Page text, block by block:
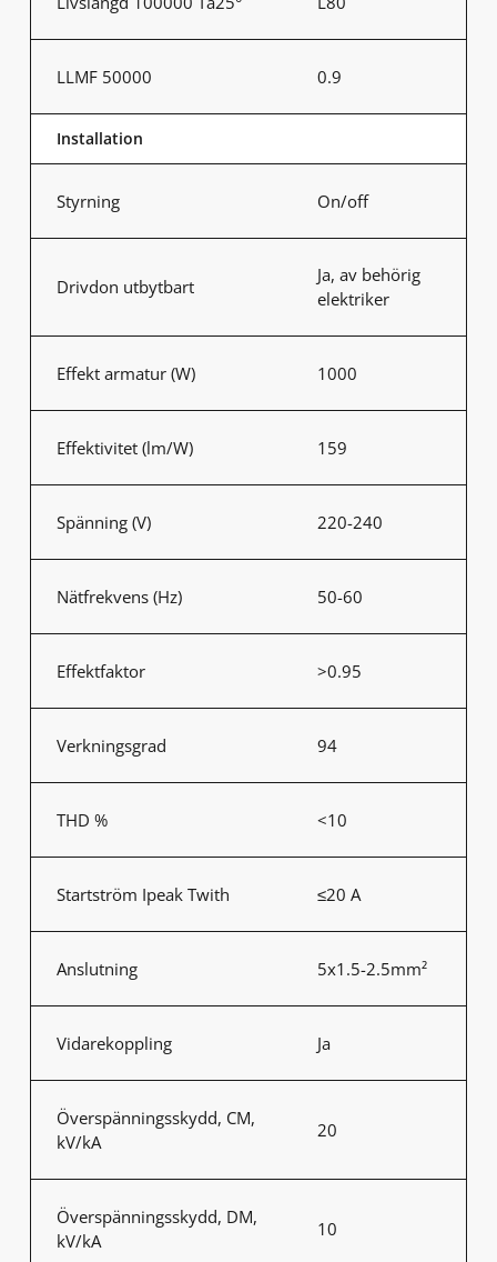
LLMF 50000 0.9
Installation
Styrning On/off
Drivdon utbytbart
Ja, av behörig
elektriker
Effekt armatur (W) 1000
Effektivitet (lm/W) 159
Spänning (V) 220-240
Nätfrekvens (Hz) 50-60
Effektfaktor >0.95
Verkningsgrad 94
THD % <10
Startström Ipeak Twith ≤20 A
Anslutning 5x1.5-2.5mm²
Vidarekoppling Ja
Överspänningsskydd, CM,
kV/kA
20
Överspänningsskydd, DM,
kV/kA
10